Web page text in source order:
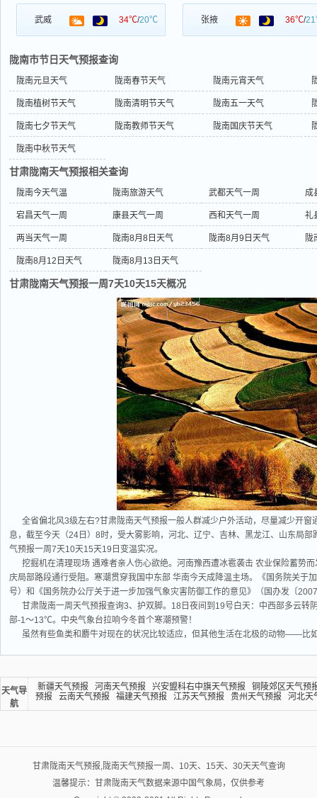
武威 34℃/20℃ 张掖 36℃/
陇南市节日天气预报查询
陇南元旦天气 陇南春节天气 陇南元宵天气
陇南植树节天气 陇南清明节天气 陇南五一天气
陇南七夕节天气 陇南教师节天气 陇南国庆节天气
陇南中秋节天气
甘肃陇南天气预报相关查询
陇南今天气温 陇南旅游天气 武都天气一周 成
宕昌天气一周 康县天气一周 西和天气一周 礼
两当天气一周 陇南8月8日天气 陇南8月9日天气 陇
陇南8月12日天气 陇南8月13日天气
甘肃陇南天气预报一周7天10天15天概况
全省偏北风3级左右?甘肃陇南天气预报一般人群减少户外活动，尽量减少开
息，截至今天（24日）8时，受大雾影响，河北、辽宁、吉林、黑龙江、山东局
气预报一周7天10天15天19日变温实况。
挖掘机在清理现场 遇难者亲人伤心欲绝。河南豫西遭冰雹袭击 农业保险蓄势
庆局部路段通行受阻。寒潮贯穿我国中东部 华南今天成降温主场。《国务院关于
号）和《国务院办公厅关于进一步加强气象灾害防御工作的意见》（国办发〔
甘肃陇南一周天气预报查询3、护双脚。18日夜间到19号白天：中西部多云
部-1～13℃。中央气象台拉响今冬首个寒潮预警！
虽然有些鱼类和麝牛对现在的状况比较适应，但其他生活在北极的动物——
天气导
航
新疆天气预报 河南天气预报 兴安盟科右中旗天气预报
铜陵郊区天气预
预报
云南天气预报 福建天气预报 江苏天气预报 贵州天气预报 河北天
甘肃陇南天气预报,陇南天气预报一周、10天、15天、30天天气查询
温馨提示：甘肃陇南天气数据来源中国气象局，仅供参考